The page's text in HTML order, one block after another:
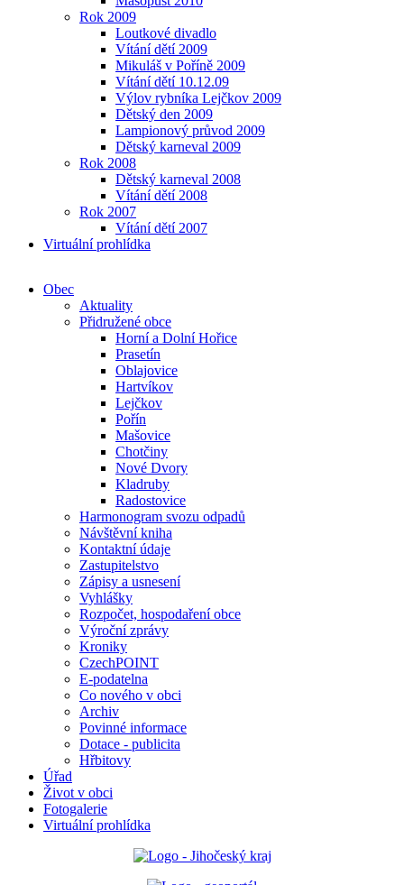
Rok 2009
Loutkové divadlo
Vítání dětí 2009
Mikuláš v Poříně 2009
Vítání dětí 10.12.09
Výlov rybníka Lejčkov 2009
Dětský den 2009
Lampionový průvod 2009
Dětský karneval 2009
Rok 2008
Dětský karneval 2008
Vítání dětí 2008
Rok 2007
Vítání dětí 2007
Virtuální prohlídka
Obec
Aktuality
Přidružené obce
Horní a Dolní Hořice
Prasetín
Oblajovice
Hartvíkov
Lejčkov
Pořín
Mašovice
Chotčiny
Nové Dvory
Kladruby
Radostovice
Harmonogram svozu odpadů
Návštěvní kniha
Kontaktní údaje
Zastupitelstvo
Zápisy a usnesení
Vyhlášky
Rozpočet, hospodaření obce
Výroční zprávy
Kroniky
CzechPOINT
E-podatelna
Co nového v obci
Archiv
Povinné informace
Dotace - publicita
Hřbitovy
Úřad
Život v obci
Fotogalerie
Virtuální prohlídka